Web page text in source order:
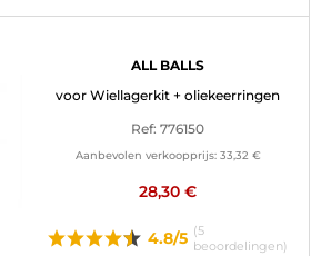
ALL BALLS
voor Wiellagerkit + oliekeerringen
Ref: 776150
Aanbevolen verkoopprijs: 33,32 €
28,30 €
4.8/5 (5
beoordelingen)